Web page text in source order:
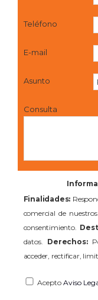
Teléfono
E-mail
Asunto
Consulta
Finalidades:
comercial de
consentimiento.
datos. Derechos:
acceder, rectificar,
Acepto Aviso